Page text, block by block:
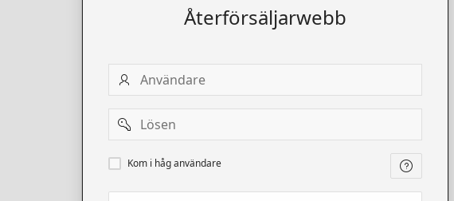
Återförsäljarwebb
Användare
Password
Kom
i
Kom i håg användare